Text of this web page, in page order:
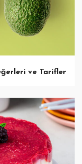
ve Tarifler